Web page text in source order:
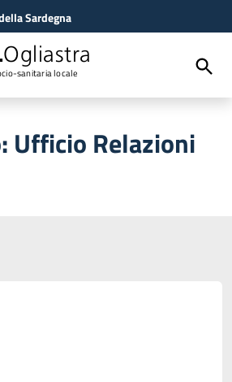
Sardegna
Ogliastra
sanitaria locale
Ufficio Relazioni